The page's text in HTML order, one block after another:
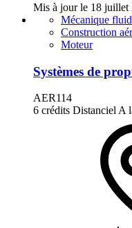
Mis à jour le 18 juillet
Mécanique
Construction
Moteur
Systèmes de
AER114
6 crédits Distanciel A